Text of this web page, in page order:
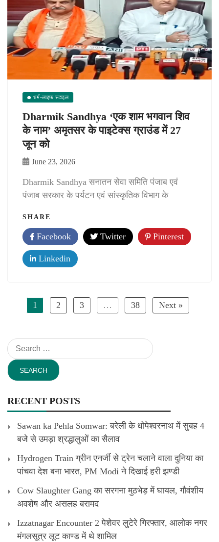
धर्म-लाइफ स्टाइल
Dharmik Sandhya ‘एक शाम भगवान शिव
के नाम’ अमृतसर के पाइटेक्स ग्राउंड में 27
जून को
June 23, 2026
Dharmik Sandhya सनातन सेवा समिति पंजाब एवं
पंजाब सरकार के पर्यटन एवं सांस्कृतिक विभाग के
SHARE
Facebook Twitter Pinterest
Linkedin
1 2 3 … 38 Next »
Search
for:
RECENT POSTS
Sawan ka Pehla Somwar: बरेली के धोपेश्वरनाथ में सुबह 4
बजे से उमड़ा श्रद्धालुओं का सैलाव
Hydrogen Train ग्रीन एनर्जी से ट्रेन चलाने वाला दुनिया का
पांचवा देश बना भारत, PM Modi ने दिखाई हरी झण्डी
Cow Slaughter Gang का सरगना मुठभेड़ में घायल, गौवंशीय
अवशेष और असलह बरामद
Izzatnagar Encounter 2 पेशेवर लुटेरे गिरफ्तार, आलोक नगर
मंगलसूत्र लूट काण्‍ड में थे शामिल